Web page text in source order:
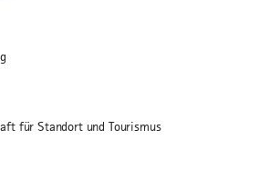
für Standort und Tourismus